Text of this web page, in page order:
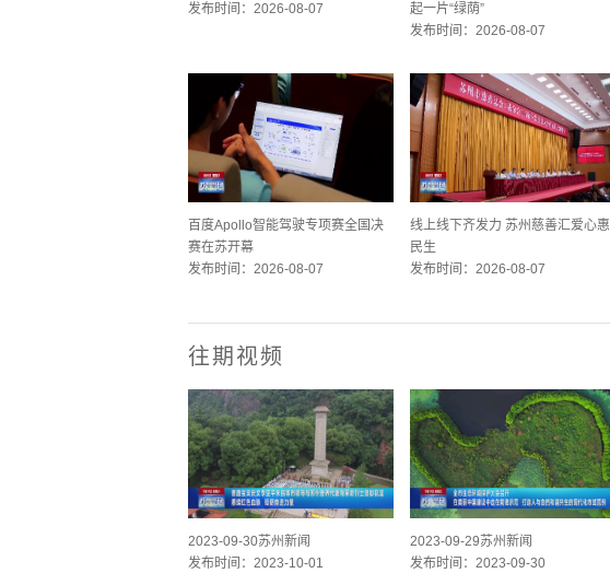
发布时间：2026-08-07
起一片“绿荫”
发布时间：2026-08-07
百度Apollo智能驾驶专项赛全国决
赛在苏开幕
发布时间：2026-08-07
线上线下齐发力 苏州慈善汇爱心惠
民生
发布时间：2026-08-07
往期视频
2023-09-30苏州新闻
发布时间：2023-10-01
2023-09-29苏州新闻
发布时间：2023-09-30